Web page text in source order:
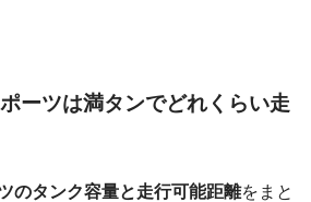
ーツは満タンでどれくらい走
のタンク容量と走行可能距離をまと